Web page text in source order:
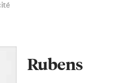
Rubens